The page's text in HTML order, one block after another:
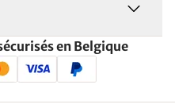
en Belgique